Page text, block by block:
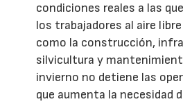
condiciones reales a las
los trabajadores al aire
como la construcción,
silvicultura y
invierno no detiene las
que aumenta la necesidad